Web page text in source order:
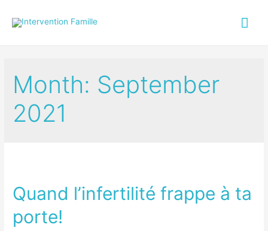
Month: September
2021
Quand l’infertilité frappe à ta
porte!